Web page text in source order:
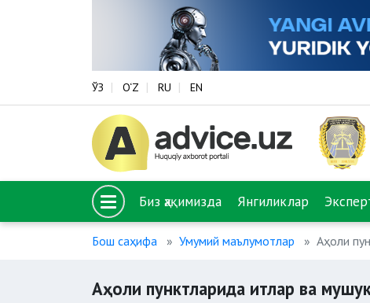
ЎЗ O‘Z RU EN
Биз ҳақимизда Янгиликлар
Бош саҳифа Умумий маълумотлар Аҳоли
Аҳоли пунктларида итлар ва